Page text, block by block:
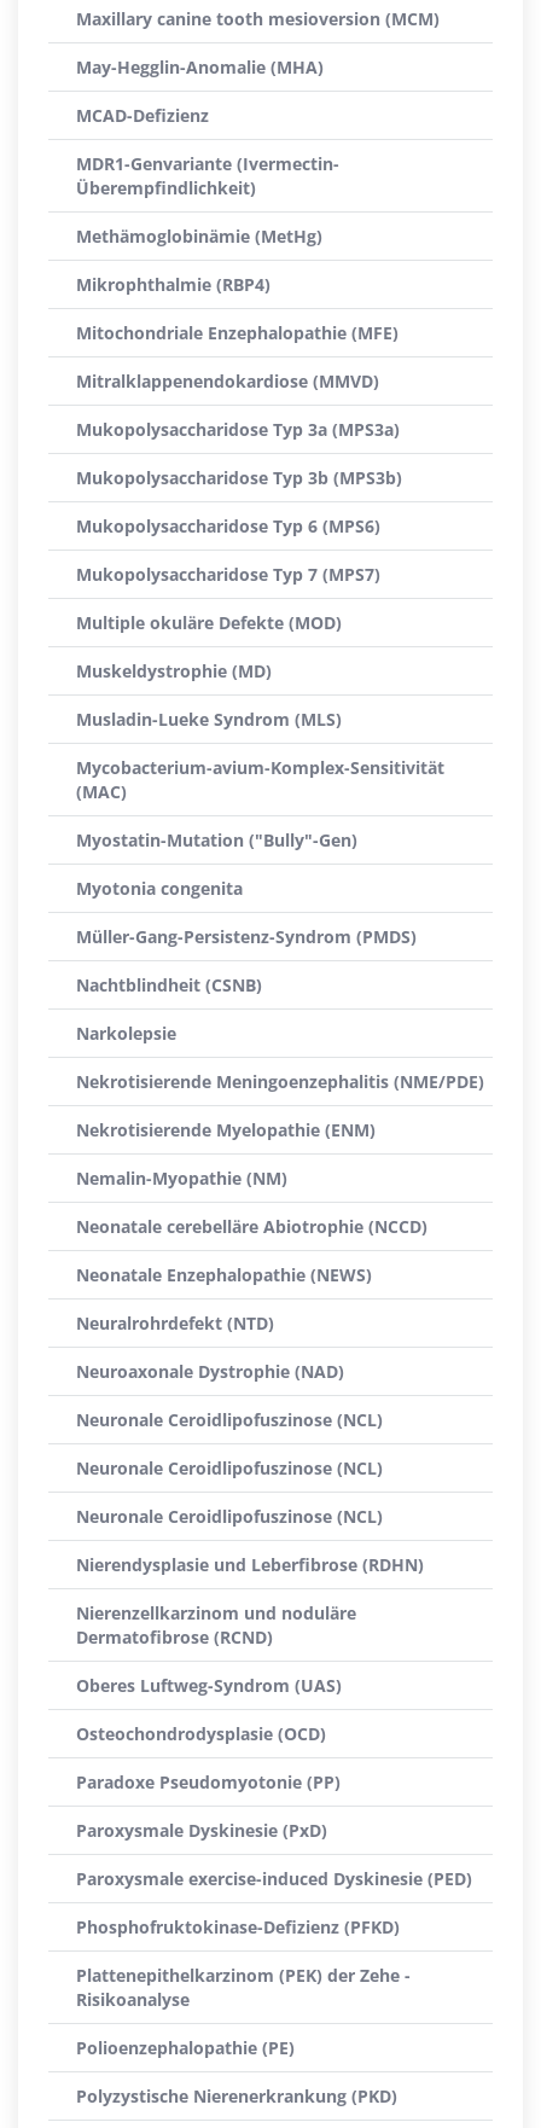
Maxillary canine tooth mesioversion (MCM)
May-Hegglin-Anomalie (MHA)
MCAD-Defizienz
MDR1-Genvariante (Ivermectin-
Überempfindlichkeit)
Methämoglobinämie (MetHg)
Mikrophthalmie (RBP4)
Mitochondriale Enzephalopathie (MFE)
Mitralklappenendokardiose (MMVD)
Mukopolysaccharidose Typ 3a (MPS3a)
Mukopolysaccharidose Typ 3b (MPS3b)
Mukopolysaccharidose Typ 6 (MPS6)
Mukopolysaccharidose Typ 7 (MPS7)
Multiple okuläre Defekte (MOD)
Muskeldystrophie (MD)
Musladin-Lueke Syndrom (MLS)
Mycobacterium-avium-Komplex-Sensitivität
(MAC)
Myostatin-Mutation ("Bully"-Gen)
Myotonia congenita
Müller-Gang-Persistenz-Syndrom (PMDS)
Nachtblindheit (CSNB)
Narkolepsie
Nekrotisierende Meningoenzephalitis (NME/PDE)
Nekrotisierende Myelopathie (ENM)
Nemalin-Myopathie (NM)
Neonatale cerebelläre Abiotrophie (NCCD)
Neonatale Enzephalopathie (NEWS)
Neuralrohrdefekt (NTD)
Neuroaxonale Dystrophie (NAD)
Neuronale Ceroidlipofuszinose (NCL)
Neuronale Ceroidlipofuszinose (NCL)
Neuronale Ceroidlipofuszinose (NCL)
Nierendysplasie und Leberfibrose (RDHN)
Nierenzellkarzinom und noduläre
Dermatofibrose (RCND)
Oberes Luftweg-Syndrom (UAS)
Osteochondrodysplasie (OCD)
Paradoxe Pseudomyotonie (PP)
Paroxysmale Dyskinesie (PxD)
Paroxysmale exercise-induced Dyskinesie (PED)
Phosphofruktokinase-Defizienz (PFKD)
Plattenepithelkarzinom (PEK) der Zehe -
Risikoanalyse
Polioenzephalopathie (PE)
Polyzystische Nierenerkrankung (PKD)